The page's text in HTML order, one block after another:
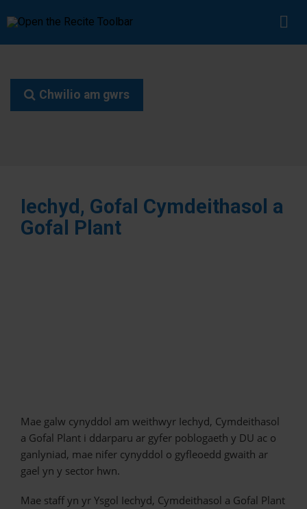
Chwilio am gwrs
Iechyd, Gofal Cymdeithasol a
Gofal Plant
Mae galw cynyddol am weithwyr Iechyd, Cymdeithasol
a Gofal Plant i ddarparu ar gyfer poblogaeth y DU ac o
ganlyniad, mae nifer cynyddol o gyfleoedd gwaith ar
gael yn y sector hwn.
Mae staff yn yr Ysgol Iechyd, Cymdeithasol a Gofal Plant